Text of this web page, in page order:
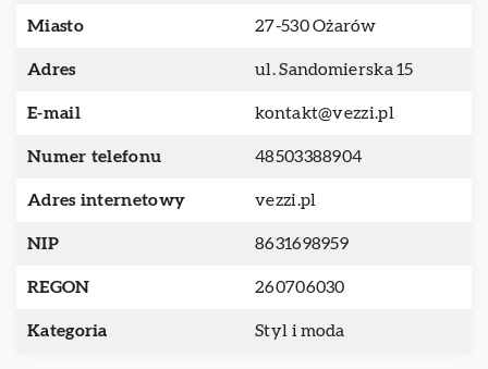
Miasto 27-530 Ożarów
Adres ul. Sandomierska 15
E-mail kontakt@vezzi.pl
Numer telefonu 48503388904
Adres internetowy vezzi.pl
NIP 8631698959
REGON 260706030
Kategoria Styl i moda